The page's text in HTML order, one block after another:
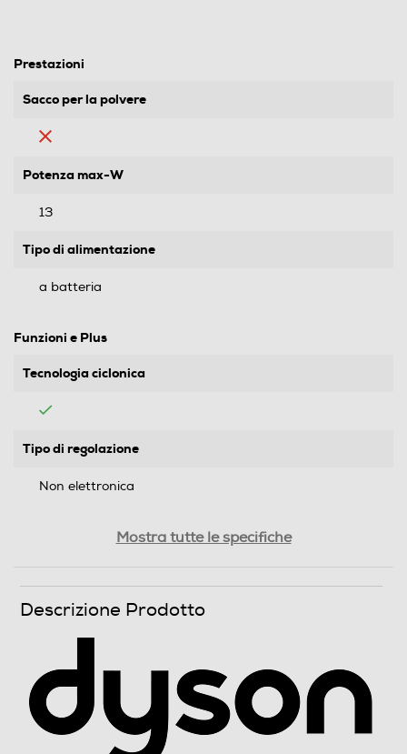
Prestazioni
Sacco per la polvere
Potenza max-W
13
Tipo di alimentazione
a batteria
Funzioni e Plus
Tecnologia ciclonica
Tipo di regolazione
Non elettronica
Filtro a cicloni
Mostra tutte le specifiche
Descrizione Prodotto